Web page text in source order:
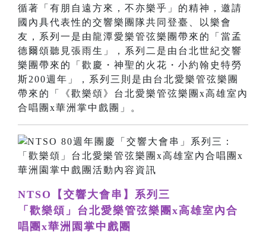
循著「有朋自遠方來，不亦樂乎」的精神，邀請
國內具代表性的交響樂團隊共同登臺、以樂會
友，系列一是由龍潭愛樂管弦樂團帶來的「當孟
德爾頌聽見張雨生」，系列二是由台北世紀交響
樂團帶來的「歡慶・神聖的火花・小約翰史特勞
斯200週年」，系列三則是由台北愛樂管弦樂團
帶來的「《歡樂頌》台北愛樂管弦樂團x高雄室內
合唱團x華洲掌中戲團」。
NTSO【交響大會串】系列三
「歡樂頌」台北愛樂管弦樂團x高雄室內合
唱團x華洲園掌中戲團